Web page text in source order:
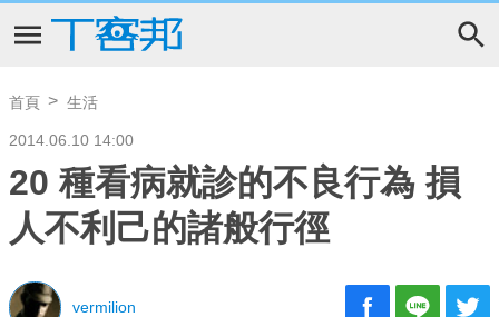
首頁 生活
2014.06.10 14:00
20 種看病就診的不良行為 損
人不利己的諸般行徑
vermilion